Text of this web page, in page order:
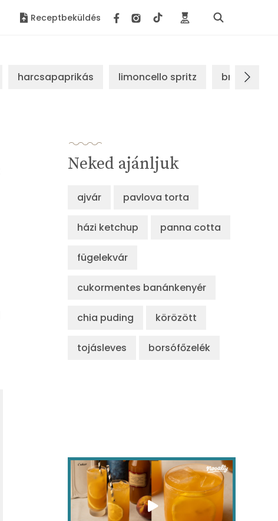
Receptbeküldés
harcsapaprikás limoncello spritz brassói
Neked ajánljuk
ajvár pavlova torta
házi ketchup panna cotta
fügelekvár
cukormentes banánkenyér
chia puding körözött
tojásleves borsófőzelék